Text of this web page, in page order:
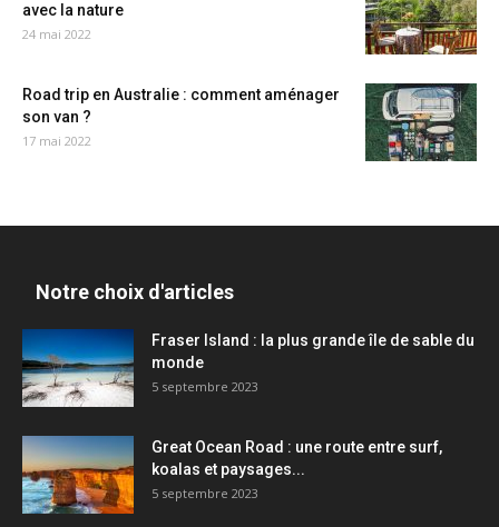
avec la nature
24 mai 2022
Road trip en Australie : comment aménager
son van ?
17 mai 2022
Notre choix d'articles
Fraser Island : la plus grande île de sable du
monde
5 septembre 2023
Great Ocean Road : une route entre surf,
koalas et paysages...
5 septembre 2023